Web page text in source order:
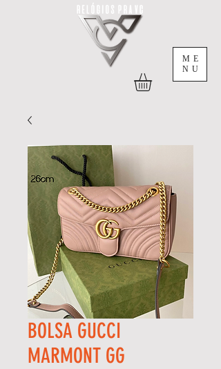
ME
NU
BOLSA GUCCI
MARMONT GG